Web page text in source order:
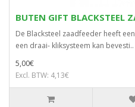
BUTEN GIFT BLACKSTEEL
De Blacksteel zaadfeeder heeft
een draai- kliksysteem kan bevesti..
5,00€
Excl. BTW: 4,13€